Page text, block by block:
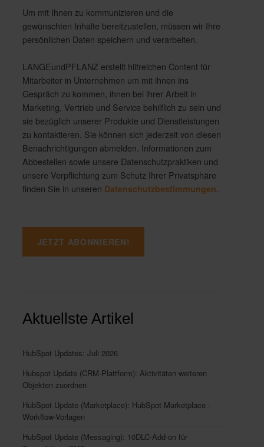
Um mit Ihnen zu kommunizieren und die
gewünschten Inhalte bereitzustellen, müssen wir Ihre
persönlichen Daten speichern und verarbeiten.
LANGEundPFLANZ erstellt hilfreichen Content für
Mitarbeiter in Unternehmen um mit ihnen ins
Gespräch zu kommen, ihnen bei ihrer Arbeit in
Marketing, Vertrieb und Service behilflich zu sein und
sie bezüglich unserer Produkte und Dienstleistungen
zu kontaktieren. Sie können sich jederzeit von diesen
Benachrichtigungen abmelden. Informationen zum
Abbestellen sowie unsere Datenschutzpraktiken und
unsere Verpflichtung zum Schutz Ihrer Privatsphäre
finden Sie in unseren Datenschutzbestimmungen
Aktuellste Artikel
HubSpot Updates: Juli 2026
Hubspot Update (CRM-Plattform): Aktivitäten weiteren
Objekten zuordnen
HubSpot Update (Marketplace): HubSpot Marketplace -
Workflow-Vorlagen
HubSpot Update (Messaging): 10DLC-Add-on für